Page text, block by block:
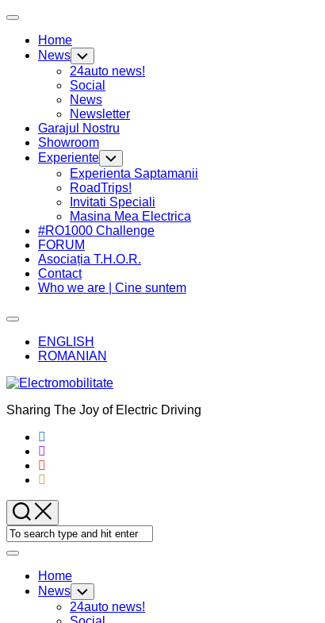
Skip
content
Expand
Home
Current
Page
Parent
News Toggle
Child
Menu
24auto news!
Social
Current
Page
Parent
News
Newsletter
Current
Page
Parent
Garajul Nostru
Showroom
Experiente Toggle
Child
Menu
Current
Page
Parent
Experienta Saptamanii
RoadTrips!
Invitati Speciali
Masina Mea Electrica
#RO1000 Challenge
FORUM
Asociația T.H.O.R.
Contact
Who we are | Cine suntem
Expand
ENGLISH
ROMANIAN
Sharing The Joy of Electric Driving
Expand
Home
Current
Page
Parent
News Toggle
Child
Menu
24auto news!